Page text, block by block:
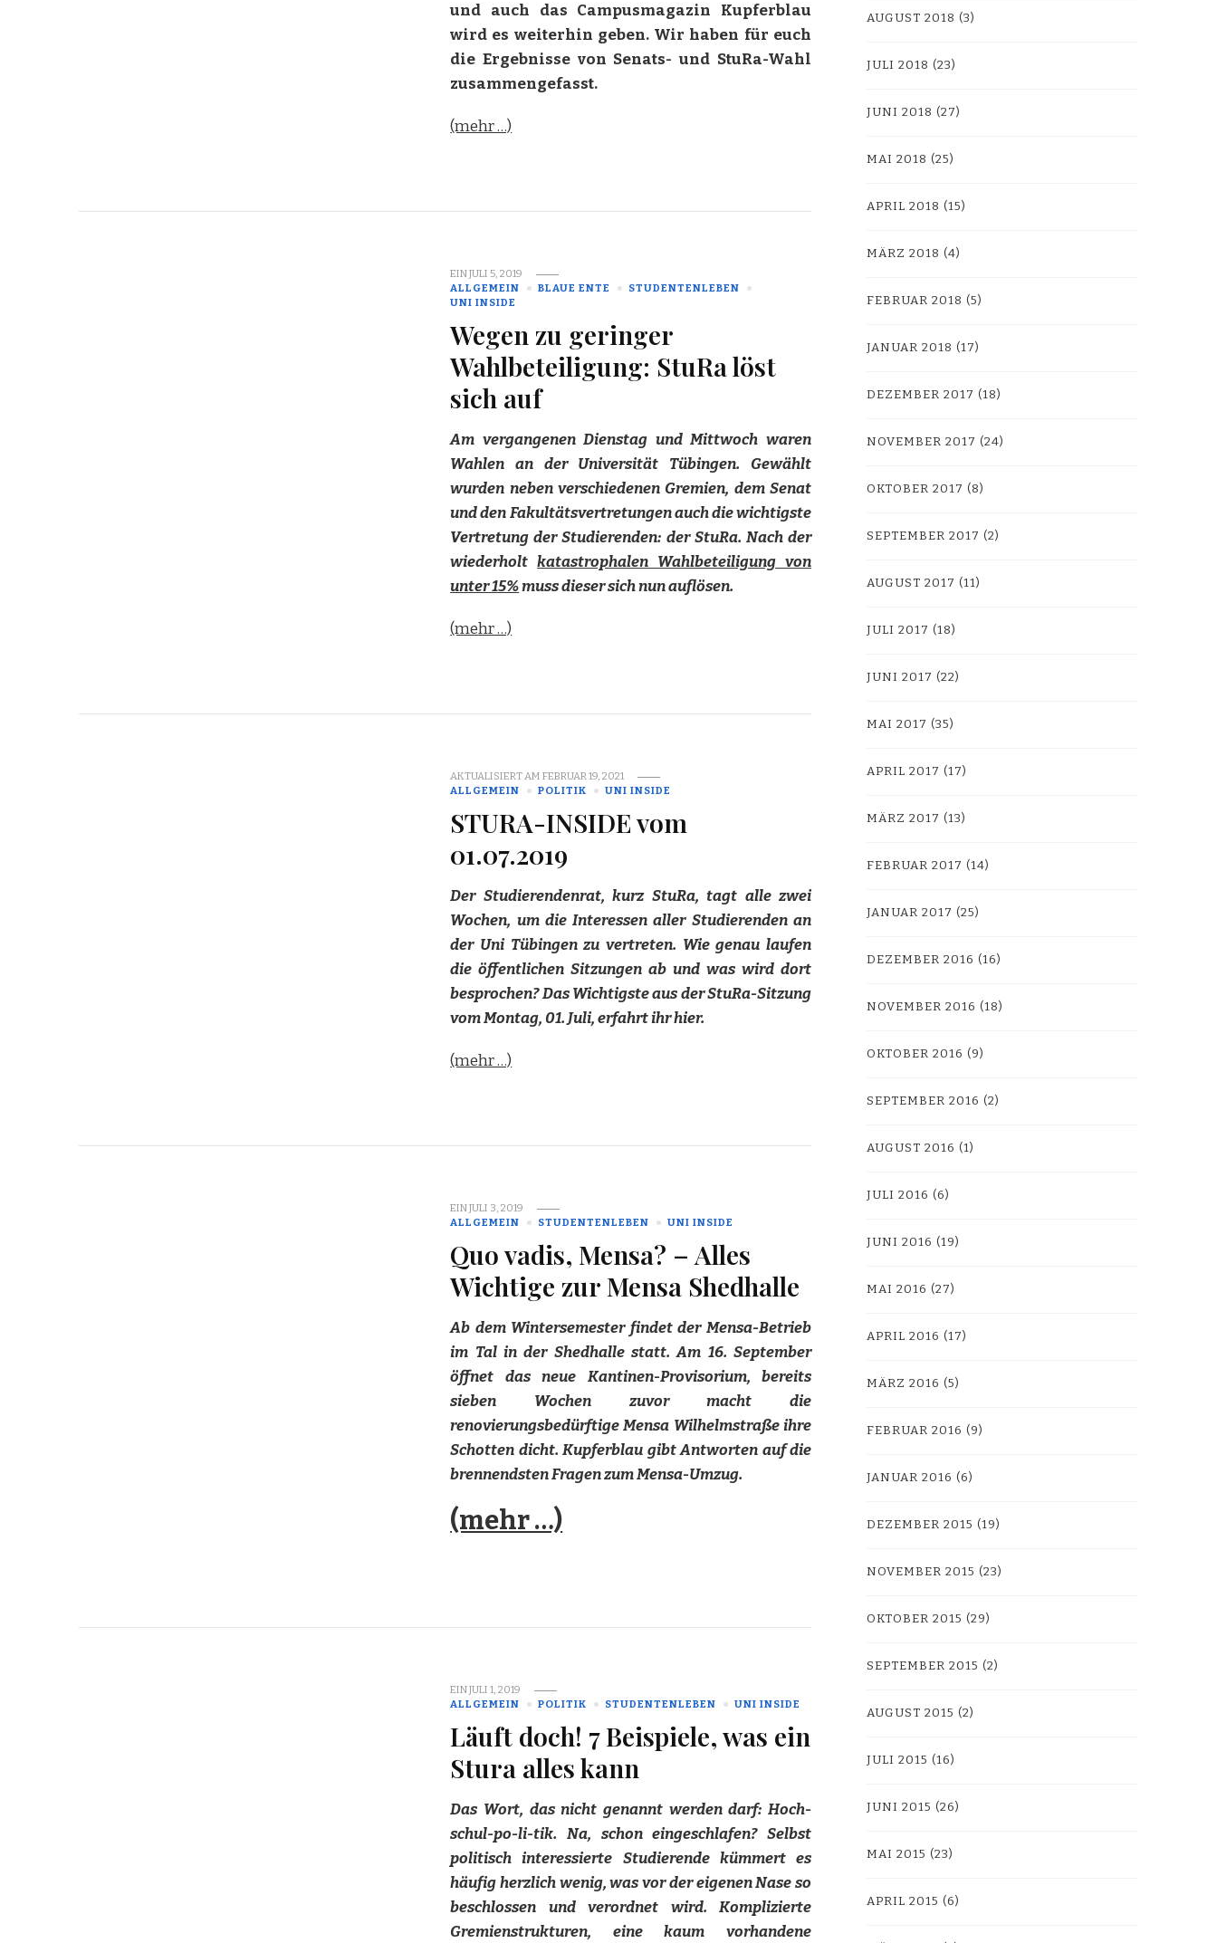
und auch das Campusmagazin Kupferblau
wird es weiterhin geben. Wir haben für euch
die Ergebnisse von Senats- und StuRa-Wahl
zusammengefasst.
(mehr …)
EINJULI 5, 2019
ALLGEMEIN
BLAUE ENTE
STUDENTENLEBEN
UNI INSIDE
Wegen zu geringer
Wahlbeteiligung: StuRa löst
sich auf
Am vergangenen Dienstag und Mittwoch waren
Wahlen an der Universität Tübingen. Gewählt
wurden neben verschiedenen Gremien, dem Senat
und den Fakultätsvertretungen auch die wichtigste
Vertretung der Studierenden: der StuRa. Nach der
wiederholtkatastrophalen Wahlbeteiligung von
unter 15%muss dieser sich nun auflösen.
(mehr …)
AKTUALISIERT AMFEBRUAR 19, 2021
ALLGEMEIN
POLITIK UNI INSIDE
STURA-INSIDE vom
01.07.2019
Der Studierendenrat, kurz StuRa, tagt alle zwei
Wochen, um die Interessen aller Studierenden an
der Uni Tübingen zu vertreten. Wie genau laufen
die öffentlichen Sitzungen ab und was wird dort
besprochen? Das Wichtigste aus der StuRa-Sitzung
vom Montag, 01. Juli, erfahrt ihr hier.
(mehr …)
EINJULI 3, 2019
ALLGEMEIN
STUDENTENLEBEN UNI INSIDE
Quo vadis, Mensa? – Alles
Wichtige zur Mensa Shedhalle
Ab dem Wintersemester findet der Mensa-Betrieb
im Tal in der Shedhalle statt. Am 16. September
öffnet das neue Kantinen-Provisorium, bereits
sieben Wochen zuvor macht die
renovierungsbedürftige Mensa Wilhelmstraße ihre
Schotten dicht. Kupferblau gibt Antworten auf die
brennendsten Fragen zum Mensa-Umzug.
(mehr …)
EINJULI 1, 2019
ALLGEMEIN
POLITIK STUDENTENLEBEN UNI INSIDE
Läuft doch! 7 Beispiele, was ein
Stura alles kann
Das Wort, das nicht genannt werden darf: Hoch-
schul-po-li-tik. Na, schon eingeschlafen? Selbst
politisch interessierte Studierende kümmert es
häufig herzlich wenig, was vor der eigenen Nase so
beschlossen und verordnet wird. Komplizierte
Gremienstrukturen, eine kaum vorhandene
AUGUST 2018 (3)
JULI 2018 (23)
JUNI 2018 (27)
MAI 2018 (25)
APRIL 2018 (15)
MÄRZ 2018 (4)
FEBRUAR 2018 (5)
JANUAR 2018 (17)
DEZEMBER 2017 (18)
NOVEMBER 2017 (24)
OKTOBER 2017 (8)
SEPTEMBER 2017 (2)
AUGUST 2017 (11)
JULI 2017 (18)
JUNI 2017 (22)
MAI 2017 (35)
APRIL 2017 (17)
MÄRZ 2017 (13)
FEBRUAR 2017 (14)
JANUAR 2017 (25)
DEZEMBER 2016 (16)
NOVEMBER 2016 (18)
OKTOBER 2016 (9)
SEPTEMBER 2016 (2)
AUGUST 2016 (1)
JULI 2016 (6)
JUNI 2016 (19)
MAI 2016 (27)
APRIL 2016 (17)
MÄRZ 2016 (5)
FEBRUAR 2016 (9)
JANUAR 2016 (6)
DEZEMBER 2015 (19)
NOVEMBER 2015 (23)
OKTOBER 2015 (29)
SEPTEMBER 2015 (2)
AUGUST 2015 (2)
JULI 2015 (16)
JUNI 2015 (26)
MAI 2015 (23)
APRIL 2015 (6)